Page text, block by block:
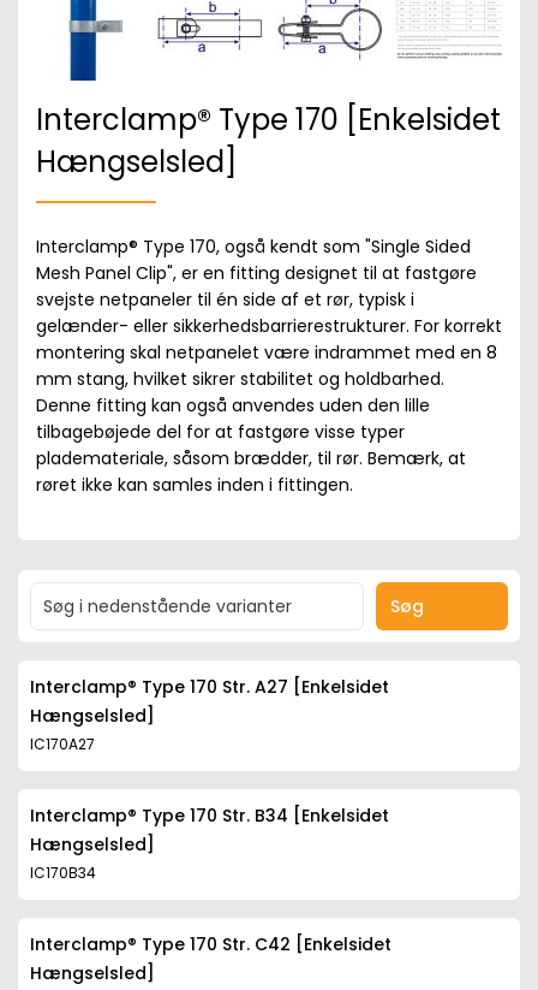
Interclamp® Type 170 [Enkelsidet
Hængselsled]
Interclamp® Type 170, også kendt som "Single Sided
Mesh Panel Clip", er en fitting designet til at fastgøre
svejste netpaneler til én side af et rør, typisk i
gelænder- eller sikkerhedsbarrierestrukturer. For korrekt
montering skal netpanelet være indrammet med en 8
mm stang, hvilket sikrer stabilitet og holdbarhed.
Denne fitting kan også anvendes uden den lille
tilbagebøjede del for at fastgøre visse typer
plademateriale, såsom brædder, til rør. Bemærk, at
røret ikke kan samles inden i fittingen.
Søg
Interclamp® Type 170 Str. A27 [Enkelsidet
Hængselsled]
IC170A27
Interclamp® Type 170 Str. B34 [Enkelsidet
Hængselsled]
IC170B34
Interclamp® Type 170 Str. C42 [Enkelsidet
Hængselsled]